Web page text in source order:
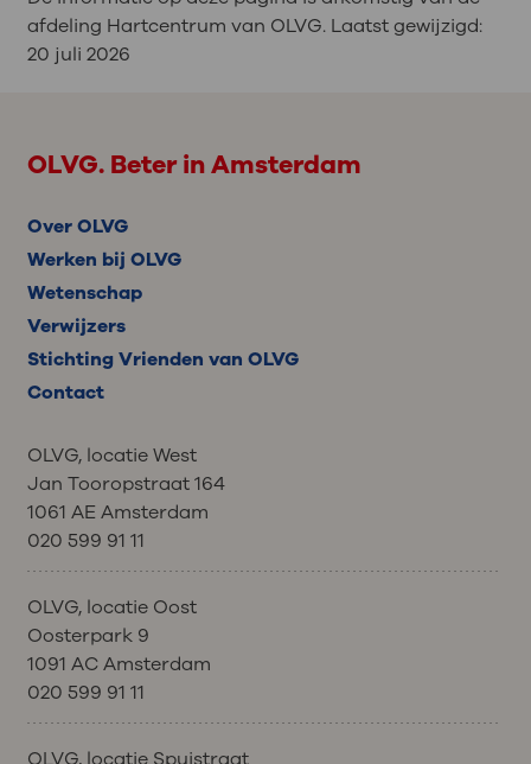
afdeling Hartcentrum van OLVG. Laatst gewijzigd:
20 juli 2026
OLVG. Beter in Amsterdam
Over OLVG
Werken bij OLVG
Wetenschap
Verwijzers
Stichting Vrienden van OLVG
Contact
OLVG, locatie West
Jan Tooropstraat 164
1061 AE Amsterdam
020 599 91 11
OLVG, locatie Oost
Oosterpark 9
1091 AC Amsterdam
020 599 91 11